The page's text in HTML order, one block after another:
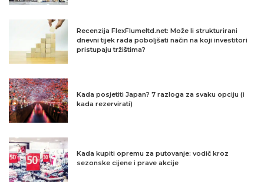
Recenzija FlexFlumeltd.net: Može li strukturirani
dnevni tijek rada poboljšati način na koji investitori
pristupaju tržištima?
Kada posjetiti Japan? 7 razloga za svaku opciju (i
kada rezervirati)
Kada kupiti opremu za putovanje: vodič kroz
sezonske cijene i prave akcije